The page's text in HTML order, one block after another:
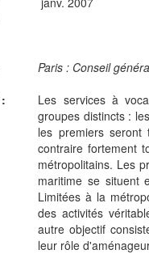
Paris : Conseil
Les services à
groupes distincts :
les premiers seront
contraire fortement
métropolitains. Les
maritime se situent
Limitées à la
des activités
autre objectif
leur rôle